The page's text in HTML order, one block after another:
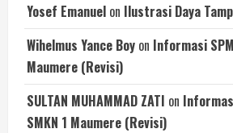
Yosef Emanuel on Ilustrasi Daya
Wihelmus Yance Boy on Informasi
Maumere (Revisi)
SULTAN MUHAMMAD ZATI on
SMKN 1 Maumere (Revisi)